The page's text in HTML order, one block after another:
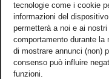
tecnologie come i cookie
informazioni del
permetterà a noi e ai
comportamento durante
di mostrare annunci (non)
consenso può influire
funzioni.
Foto
Video